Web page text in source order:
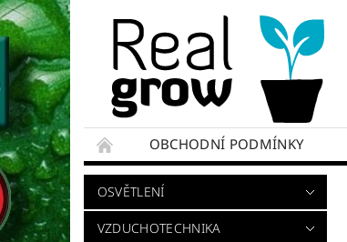
OBCHODNÍ PODMÍNKY
OSVĚTLENÍ
VZDUCHOTECHNIKA